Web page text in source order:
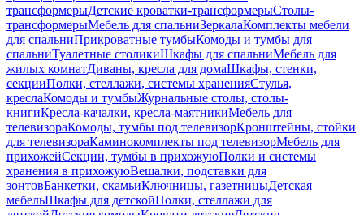
трансформерыДетские кроватки-трансформерыСтолы-
трансформерыМебель для спальниЗеркалаКомплекты мебели
для спальниПрикроватные тумбыКомоды и тумбы для
спальниТуалетные столикиШкафы для спальниМебель для
жилых комнатДиваны, кресла для домаШкафы, стенки,
секцииПолки, стеллажи, системы храненияСтулья,
креслаКомоды и тумбыЖурнальные столы, столы-
книгиКресла-качалки, кресла-маятникиМебель для
телевизораКомоды, тумбы под телевизорКронштейны, стойки
для телевизораКаминокомплекты под телевизорМебель для
прихожейСекции, тумбы в прихожуюПолки и системы
хранения в прихожуюВешалки, подставки для
зонтовБанкетки, скамьиКлючницы, газетницыДетская
мебельШкафы для детскойПолки, стеллажи для